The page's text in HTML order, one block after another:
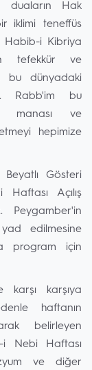
duaların Hak
iklimi teneffüs
Habib-i Kibriya
tefekkür ve
bu dünyadaki
Rabb'im bu
manası ve
hepimize
Gösteri
Açılış
Peygamber'in
edilmesine
program için
karşı karşıya
haftanın
belirleyen
i Nebi Haftası
ve diğer